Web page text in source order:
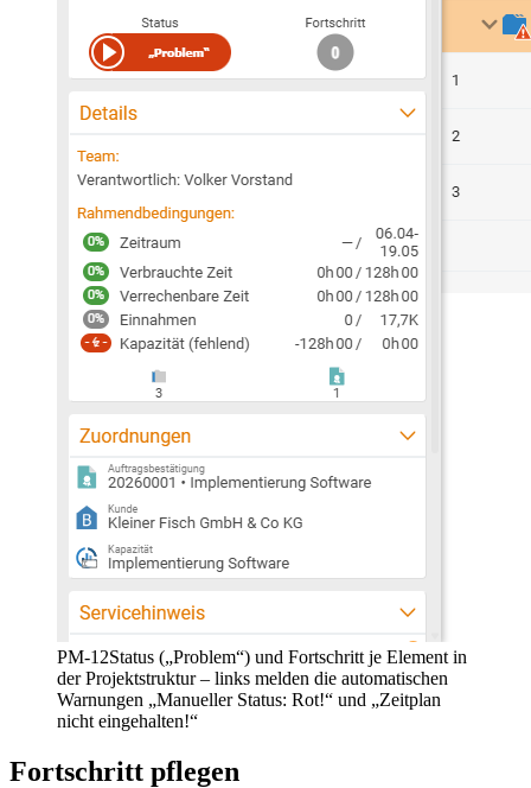
PM-12Status („Problem“) und Fortschritt je Element in
der Projektstruktur – links melden die automatischen
Warnungen „Manueller Status: Rot!“ und „Zeitplan
nicht eingehalten!“
Fortschritt pflegen